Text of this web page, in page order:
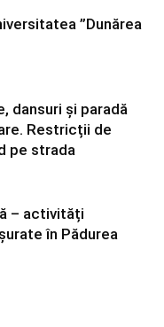
”Dunărea
dansuri și paradă
Restricții de
pe strada
– activități
în Pădurea